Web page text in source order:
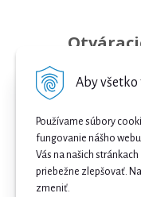
Aby všetko
Používame súbory
fungovanie nášho
Vás na našich
priebežne zlepšovať.
zmeniť.